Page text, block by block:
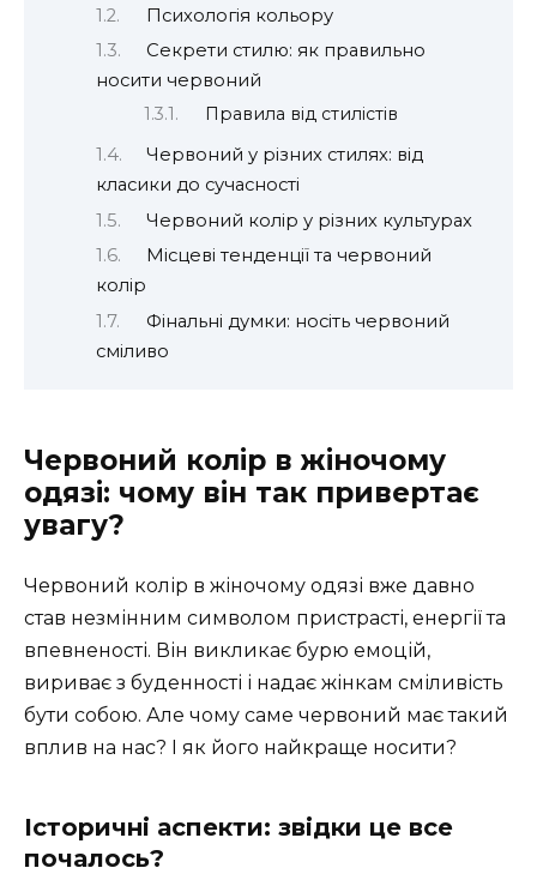
Психологія кольору
Секрети стилю: як правильно
носити червоний
Правила від стилістів
Червоний у різних стилях: від
класики до сучасності
Червоний колір у різних культурах
Місцеві тенденції та червоний
колір
Фінальні думки: носіть червоний
сміливо
Червоний колір в жіночому
одязі: чому він так привертає
увагу?
Червоний колір в жіночому одязі вже давно
став незмінним символом пристрасті, енергії та
впевненості. Він викликає бурю емоцій,
вириває з буденності і надає жінкам сміливість
бути собою. Але чому саме червоний має такий
вплив на нас? І як його найкраще носити?
Історичні аспекти: звідки це все
почалось?